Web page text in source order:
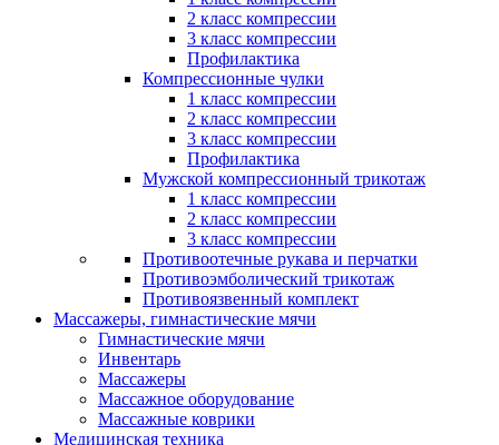
2 класс компрессии
3 класс компрессии
Профилактика
Компрессионные чулки
1 класс компрессии
2 класс компрессии
3 класс компрессии
Профилактика
Мужской компрессионный трикотаж
1 класс компрессии
2 класс компрессии
3 класс компрессии
Противоотечные рукава и перчатки
Противоэмболический трикотаж
Противоязвенный комплект
Массажеры, гимнастические мячи
Гимнастические мячи
Инвентарь
Массажеры
Массажное оборудование
Массажные коврики
Медицинская техника